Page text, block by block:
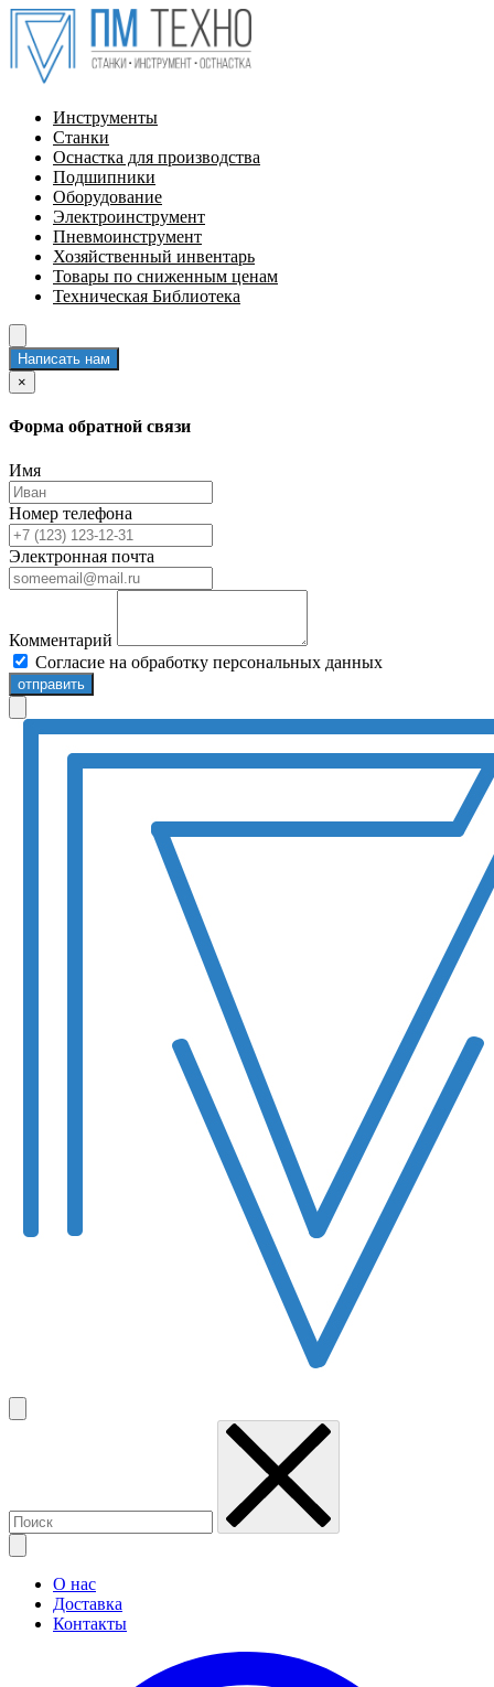
Инструменты
Станки
Оснастка для производства
Подшипники
Оборудование
Электроинструмент
Пневмоинструмент
Хозяйственный инвентарь
Товары по сниженным ценам
Техническая Библиотека
Написать нам
×
Форма обратной связи
Имя
Номер телефона
Электронная почта
Комментарий
Согласие на обработку персональных данных
отправить
О нас
Доставка
Контакты